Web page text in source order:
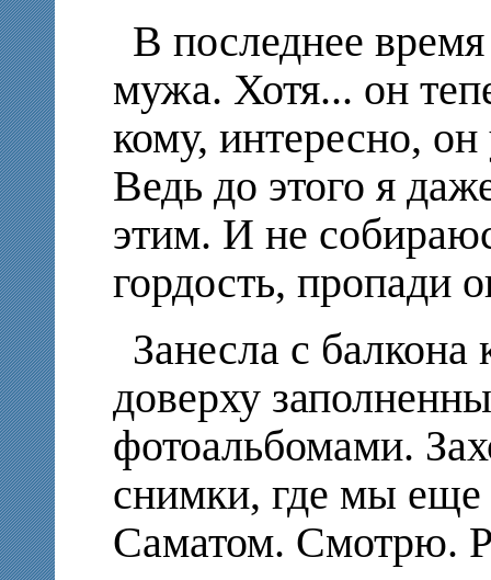
В последнее
мужа. Хотя... он
кому, интересно,
Ведь до этого я
этим. И не
гордость, пропади
Занесла с
доверху
фотоальбомами.
снимки, где мы
Саматом. Смотрю.